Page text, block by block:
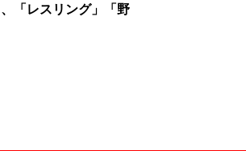
、「レスリング」「野